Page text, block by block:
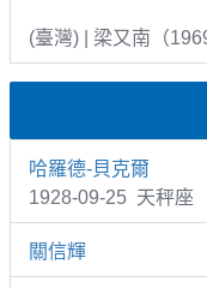
(臺灣) | 梁又南（
哈羅德-貝克爾
1928-09-25 天秤座
關信輝